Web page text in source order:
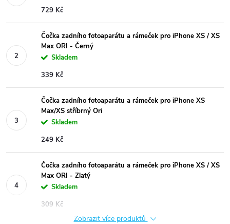
729 Kč
Čočka zadního fotoaparátu a rámeček pro iPhone XS / XS
Max ORI - Černý
Skladem
339 Kč
Čočka zadního fotoaparátu a rámeček pro iPhone XS
Max/XS stříbrný Ori
Skladem
249 Kč
Čočka zadního fotoaparátu a rámeček pro iPhone XS / XS
Max ORI - Zlatý
Skladem
309 Kč
Zobrazit více produktů